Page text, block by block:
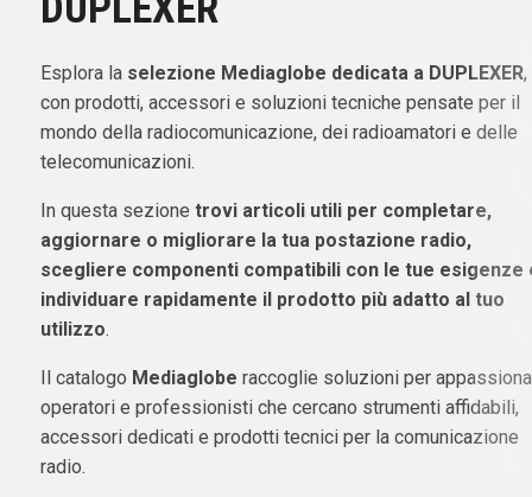
Esplora la selezione Mediaglobe dedicata a DUPLEXER,
con prodotti, accessori e soluzioni tecniche pensate per il
mondo della radiocomunicazione, dei radioamatori e delle
telecomunicazioni.
In questa sezione trovi articoli utili per completare,
aggiornare o migliorare la tua postazione radio,
scegliere componenti compatibili con le tue esigenze
individuare rapidamente il prodotto più adatto al tuo
utilizzo.
Il catalogo Mediaglobe raccoglie soluzioni per
operatori e professionisti che cercano strumenti affidabili,
accessori dedicati e prodotti tecnici per la comunicazione
radio.